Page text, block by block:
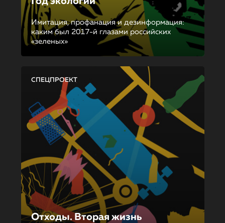
Имитация, профанация и дезинформация:
каким был 2017-й глазами российских
«зеленых»
СПЕЦПРОЕКТ
Отходы. Вторая жизнь